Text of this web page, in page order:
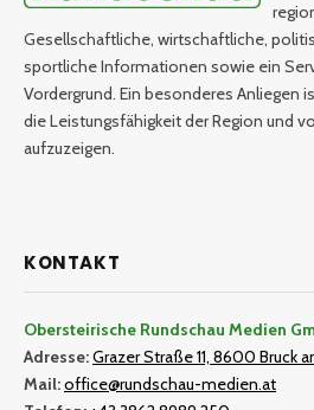
Gesellschaftliche, wirtschaftliche,
sportliche Informationen sowie ein
Vordergrund. Ein besonderes Anliegen
die Leistungsfähigkeit der Region und
aufzuzeigen.
KONTAKT
Obersteirische Rundschau Medien
Adresse:Grazer Straße 11, 8600 Bruck
Mail:office@rundschau-medien.at